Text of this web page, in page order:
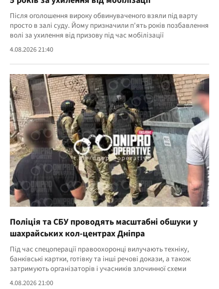
Після оголошення вироку обвинуваченого взяли під варту
просто в залі суду. Йому призначили п'ять років позбавлення
волі за ухилення від призову під час мобілізації
4.08.2026 21:40
Поліція та СБУ проводять масштабні обшуки у
шахрайських кол-центрах Дніпра
Під час спецоперації правоохоронці вилучають техніку,
банківські картки, готівку та інші речові докази, а також
затримують організаторів і учасників злочинної схеми
4.08.2026 21:00